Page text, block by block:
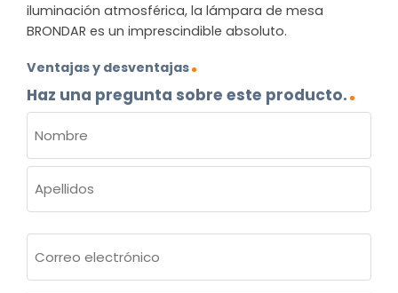
iluminación atmosférica, la lámpara de mesa
BRONDAR es un imprescindible absoluto.
Ventajas y desventajas
Haz una pregunta sobre este producto.
(OBLIGATORIO)
Nombre
electrónico